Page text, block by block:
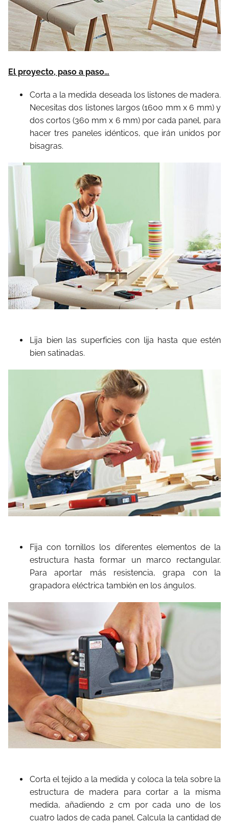
El proyecto, paso a paso…
Corta a la medida deseada los listones de madera.
Necesitas dos listones largos (1600 mm x 6 mm) y
dos cortos (360 mm x 6 mm) por cada panel, para
hacer tres paneles idénticos, que irán unidos por
bisagras.
Lija bien las superficies con lija hasta que estén
bien satinadas.
Fija con tornillos los diferentes elementos de la
estructura hasta formar un marco rectangular.
Para aportar más resistencia, grapa con la
grapadora eléctrica también en los ángulos.
Corta el tejido a la medida y coloca la tela sobre la
estructura de madera para cortar a la misma
medida, añadiendo 2 cm por cada uno de los
cuatro lados de cada panel. Calcula la cantidad de